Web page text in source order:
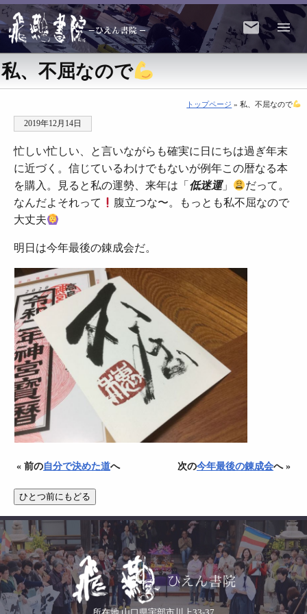
私、不屈なので
トップページ » 私、不屈なので
2019年12月14日
忙しい忙しい、と言いながらも確実に日にちは過ぎ年末
に近づく。信じているわけでもないが例年この暦なる本
を購入。見ると私の運勢、来年は「 低迷運」
だって。
なんだよそれって
腹立つな〜。もっとも私不屈なので
大丈夫
明日は今年最後の錬成会だ。
« 前の自分で決めた道へ 次の今年最後の錬成会へ »